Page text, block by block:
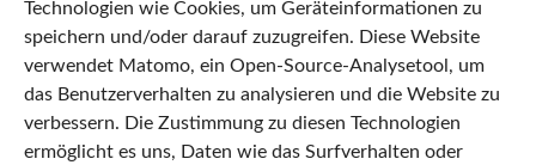
Technologien wie Cookies, um Geräteinformationen zu
speichern und/oder darauf zuzugreifen. Diese Website
verwendet Matomo, ein Open-Source-Analysetool, um
das Benutzerverhalten zu analysieren und die Website zu
verbessern. Die Zustimmung zu diesen Technologien
ermöglicht es uns, Daten wie das Surfverhalten oder
Impressum
AGB
Cookie Policy
Startseite